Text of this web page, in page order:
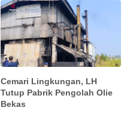
Cemari Lingkungan, LH
Tutup Pabrik Pengolah Olie
Bekas